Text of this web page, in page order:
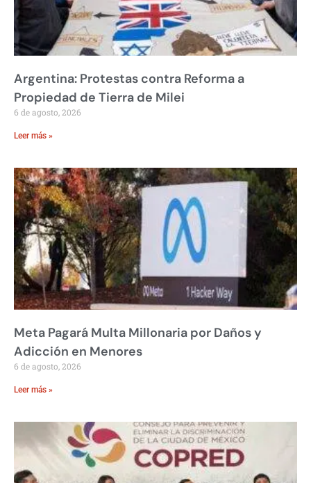
Argentina: Protestas contra Reforma a
Propiedad de Tierra de Milei
6 de agosto, 2026
Leer más »
Meta Pagará Multa Millonaria por Daños y
Adicción en Menores
6 de agosto, 2026
Leer más »